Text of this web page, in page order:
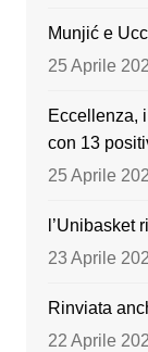
Munjić e
25 Aprile
Eccellenza,
con 13
25 Aprile
l’Unibasket
23 Aprile
Rinviata
22 Aprile